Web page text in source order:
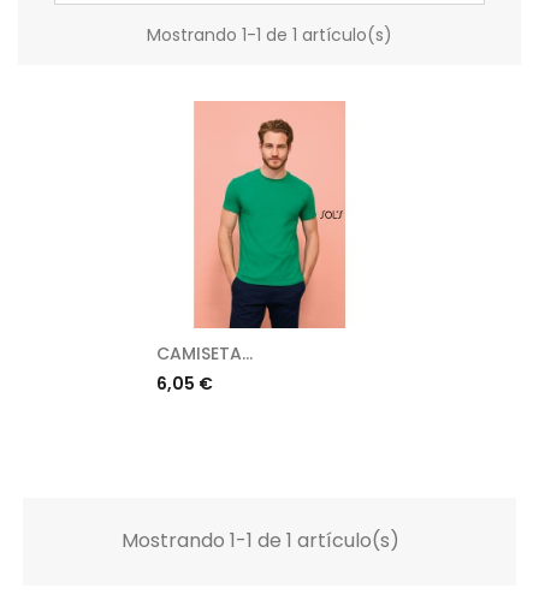
Mostrando 1-1 de 1 artículo(s)
CAMISETA...
Precio
6,05 €
Mostrando 1-1 de 1 artículo(s)